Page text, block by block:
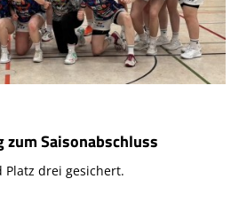
Saisonabschluss
Platz drei gesichert.